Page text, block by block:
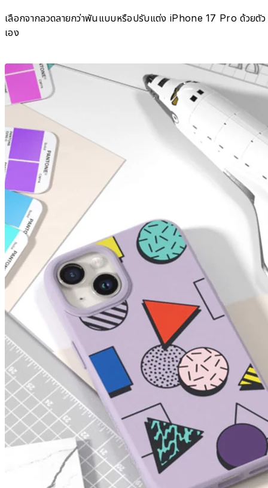
เลือกจากลวดลายกว่าพันแบบหรือปรับแต่ง iPhone 17 Pro ด้วยตัว
เอง